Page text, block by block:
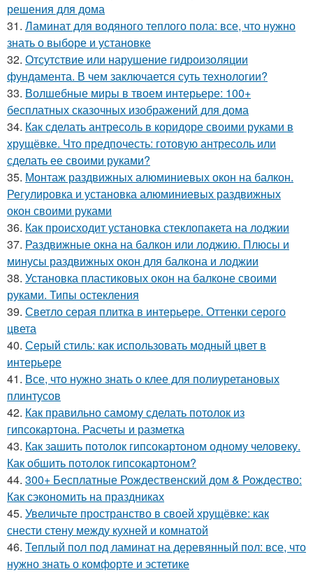
решения для дома
31. Ламинат для водяного теплого пола: все, что нужно
знать о выборе и установке
32. Отсутствие или нарушение гидроизоляции
фундамента. В чем заключается суть технологии?
33. Волшебные миры в твоем интерьере: 100+
бесплатных сказочных изображений для дома
34. Как сделать антресоль в коридоре своими руками в
хрущёвке. Что предпочесть: готовую антресоль или
сделать ее своими руками?
35. Монтаж раздвижных алюминиевых окон на балкон.
Регулировка и установка алюминиевых раздвижных
окон своими руками
36. Как происходит установка стеклопакета на лоджии
37. Раздвижные окна на балкон или лоджию. Плюсы и
минусы раздвижных окон для балкона и лоджии
38. Установка пластиковых окон на балконе своими
руками. Типы остекления
39. Светло серая плитка в интерьере. Оттенки серого
цвета
40. Серый стиль: как использовать модный цвет в
интерьере
41. Все, что нужно знать о клее для полиуретановых
плинтусов
42. Как правильно самому сделать потолок из
гипсокартона. Расчеты и разметка
43. Как зашить потолок гипсокартоном одному человеку.
Как обшить потолок гипсокартоном?
44. 300+ Бесплатные Рождественский дом & Рождество:
Как сэкономить на праздниках
45. Увеличьте пространство в своей хрущёвке: как
снести стену между кухней и комнатой
46. Теплый пол под ламинат на деревянный пол: все, что
нужно знать о комфорте и эстетике